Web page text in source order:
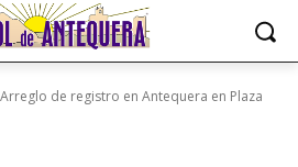
Arreglo de registro en Antequera en Plaza